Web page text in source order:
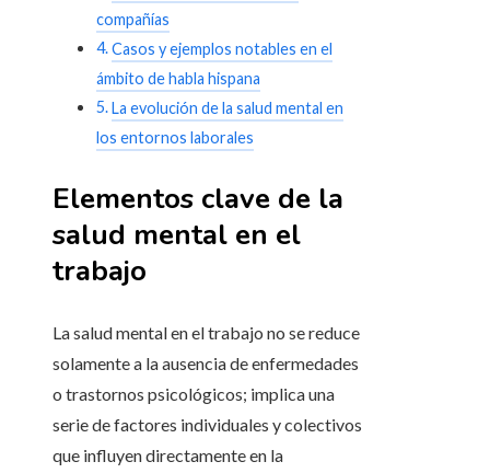
compañías
Casos y ejemplos notables en el
ámbito de habla hispana
La evolución de la salud mental en
los entornos laborales
Elementos clave de la
salud mental en el
trabajo
La salud mental en el trabajo no se reduce
solamente a la ausencia de enfermedades
o trastornos psicológicos; implica una
serie de factores individuales y colectivos
que influyen directamente en la